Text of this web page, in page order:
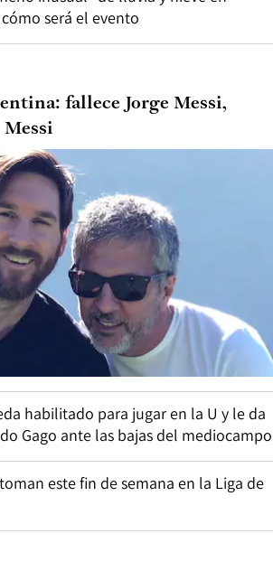
será el evento
fallece Jorge Messi,
habilitado para jugar en la U y le da
Gago ante las bajas del mediocampo
este fin de semana en la Liga de